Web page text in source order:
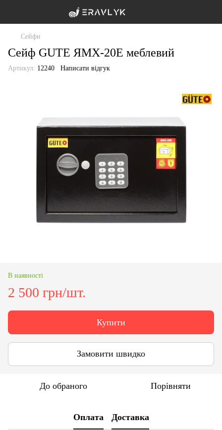
Сейфи
Сейф GUTE ЯМХ-20Е меблевий
Артикул: 12240 Написати відгук
В наявності
2 500 грн/шт.
Купити
Замовити швидко
До обраного Порівняти
Оплата Доставка